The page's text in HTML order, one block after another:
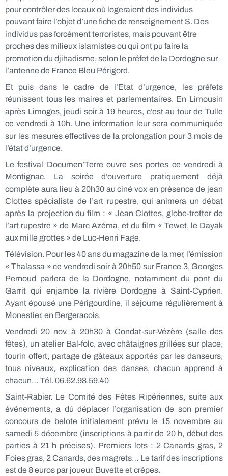
pour contrôler des locaux où logeraient des individus
pouvant faire l’objet d’une fiche de renseignement S. Des
individus pas forcément terroristes, mais pouvant être
proches des milieux islamistes ou qui ont pu faire la
promotion du djihadisme, selon le préfet de la Dordogne sur
l’antenne de France Bleu Périgord.
Et puis dans le cadre de l’Etat d’urgence, les préfets
réunissent tous les maires et parlementaires. En Limousin
après Limoges, jeudi soir à 19 heures, c’est au tour de Tulle
ce vendredi à 10h. Une information leur sera communiquée
sur les mesures effectives de la prolongation pour 3 mois de
l’état d’urgence.
Le festival Documen’Terre ouvre ses portes ce vendredi à
Montignac. La soirée d’ouverture pratiquement déjà
complète aura lieu à 20h30 au ciné vox en présence de jean
Clottes spécialiste de l’art rupestre, qui animera un débat
après la projection du film : « Jean Clottes, globe-trotter de
l’art rupestre » de Marc Azéma, et du film « Tewet, le Dayak
aux mille grottes » de Luc-Henri Fage.
Télévision. Pour les 40 ans du magazine de la mer, l’émission
« Thalassa » ce vendredi soir à 20h50 sur France 3, Georges
Pernoud parlera de la Dordogne, notamment du pont du
Garrit qui enjambe la rivière Dordogne à Saint-Cyprien.
Ayant épousé une Périgourdine, il séjourne régulièrement à
Monestier, en Bergeracois.
Vendredi 20 nov. à 20h30 à Condat-sur-Vézère (salle des
fêtes), un atelier Bal-folc, avec châtaignes grillées sur place,
tourin offert, partage de gâteaux apportés par les danseurs,
tous niveaux, explication des danses, chacun apprend à
chacun… Tél. 06.62.98.59.40
Saint-Rabier. Le Comité des Fêtes Ripériennes, suite aux
événements, a dû déplacer l’organisation de son premier
concours de belote initialement prévu le 15 novembre au
samedi 5 décembre (inscriptions à partir de 20 h, début des
parties à 21 h précises). Premiers lots : 2 Canards gras, 2
Foies gras, 2 Canards, des magrets… Le tarif des inscriptions
est de 8 euros par joueur. Buvette et crêpes.